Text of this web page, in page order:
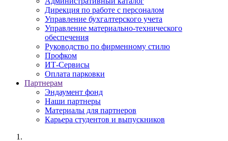
Дирекция по работе с персоналом
Управление бухгалтерского учета
Управление материально-технического
обеспечения
Руководство по фирменному стилю
Профком
ИТ-Сервисы
Оплата парковки
Партнерам
Эндаумент фонд
Наши партнеры
Материалы для партнеров
Карьера студентов и выпускников